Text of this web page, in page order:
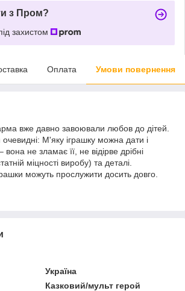
з Пром?
захистом
Оплата Умови повернення
вже давно завоювали любов до дітей.
очевидні: М'яку іграшку можна дати і
не зламає її, не відірве дрібні
міцності виробу) та деталі.
можуть прослужити досить довго.
Україна
Казковий/мульт герой